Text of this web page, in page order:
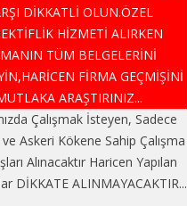
DİKKATLİ OLUN.ÖZEL
HİZMETİ ALIRKEN
TÜM BELGELERİNİ
FİRMA GEÇMİŞİNİ
ARAŞTIRINIZ...
Çalışmak İsteyen, Sadece
Askeri Kökene Sahip Çalışma
Alınacaktır Haricen Yapılan
DİKKATE ALINMAYACAKTIR...